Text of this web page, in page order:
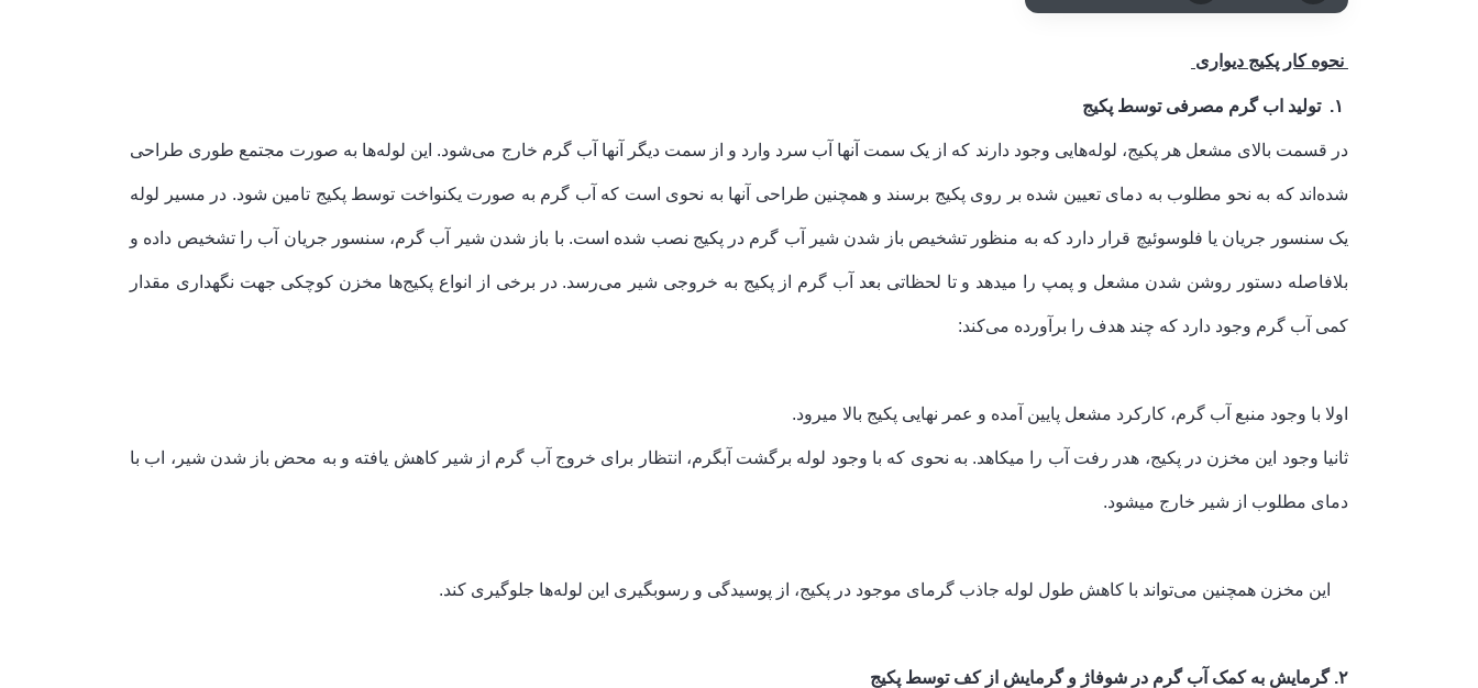
نحوه کار پکیج دیواری
در قسمت بالای مشعل هر پکیج، لوله‌هایی وجود دارند که از یک سمت آنها آب سرد وارد و از سمت دیگر آنها آب گرم خارج می‌شود. این لوله‌ها به صورت مجتمع طوری طراحی
شده‌اند که به نحو مطلوب به دمای تعیین شده بر روی پکیج برسند و همچنین طراحی آنها به نحوی است که آب گرم به صورت یکنواخت توسط پکیج تامین شود. در مسیر لوله
یک سنسور جریان یا فلوسوئیچ قرار دارد که به منظور تشخیص باز شدن شیر آب گرم در پکیج نصب شده است. با باز شدن شیر آب گرم، سنسور جریان آب را تشخیص داده و
بلافاصله دستور روشن شدن مشعل و پمپ را می­دهد و تا لحظاتی بعد آب گرم از پکیج به خروجی شیر می‌رسد. در برخی از انواع پکیج‌ها مخزن کوچکی جهت نگهداری مقدار
کمی آب گرم وجود دارد که چند هدف را برآورده می‌کند:
اولا با وجود منبع آب گرم، کارکرد مشعل پایین آمده و عمر نهایی پکیج بالا می­رود.
ثانیا وجود این مخزن در پکیج، هدر رفت آب را می­کاهد. به نحوی که با وجود لوله برگشت آبگرم، انتظار برای خروج آب گرم از شیر کاهش یافته و به محض باز شدن شیر، اب با
دمای مطلوب از شیر خارج می­شود.
این مخزن همچنین می‌تواند با کاهش طول لوله جاذب گرمای موجود در پکیج، از پوسیدگی و رسوب­گیری این لوله‌ها جلوگیری کند.
۲. گرمایش به کمک آب گرم در شوفاژ و گرمایش از کف توسط پکیج